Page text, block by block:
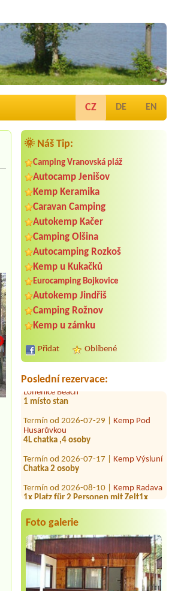
CZ DE EN
🌞 Náš Tip:
Camping Vranovská pláž
Autocamp Jenišov
Kemp Keramika
Caravan Camping
Autokemp Kačer
Camping Olšina
Autocamping Rozkoš
Kemp u Kukačků
Eurocamping Bojkovice
Autokemp Jindřiš
Camping Rožnov
Kemp u zámku
Přidat Oblíbené
Poslední rezervace:
Termín od 2026-07-31 |
Břečkárně
1 stan, dvě dospělé osoby1 místo na
auto)
Lohenice Beach
1 místo stan
Termín od 2026-07-29 |
4L chatka ,4 osoby
Termín od 2026-07-17 |
Termín od 2026-08-10 |
Stellplatz mit Auto neben Zelt
Termín od 2026-08-14 |Autokemp
Kacanovy
1 místo pro stan1 místo 2osoby bez
přípojky na elektřinu
Termín od 2026-08-12 |Autocamping
Rozkoš
2 osoby, 1 chatka
Foto galerie